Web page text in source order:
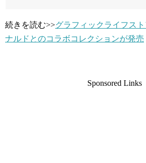
続きを読む>>グラフィックライフス
ナルドとのコラボコレクションが発売
Sponsored Links